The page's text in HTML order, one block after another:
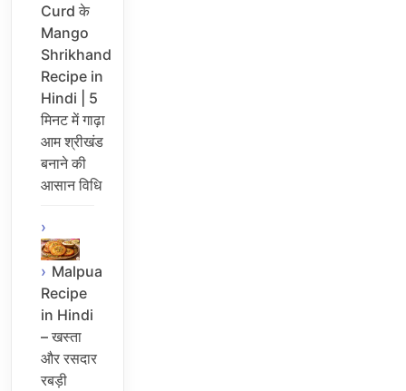
Curd के
Mango
Shrikhand
Recipe in
Hindi | 5
मिनट में गाढ़ा
आम श्रीखंड
बनाने की
आसान विधि
Malpua
Recipe
in Hindi
– खस्ता
और रसदार
रबड़ी